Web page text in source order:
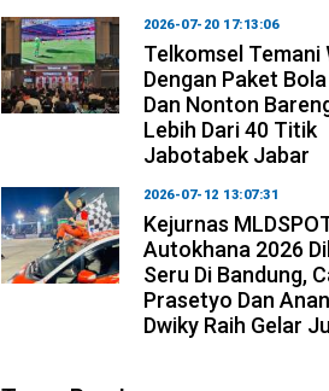
2026-07-20 17:13:06
Telkomsel Temani
Dengan Paket
Dan Nonton
Lebih Dari 40 Titik
Jabotabek Jabar
2026-07-12 13:07:31
Kejurnas
Autokhana 2026
Seru Di Bandung,
Prasetyo Dan
Dwiky Raih Gelar